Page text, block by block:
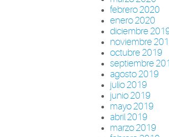
febrero 2020
enero 2020
diciembre
noviembre
octubre 2019
septiembre
agosto 2019
julio 2019
junio 2019
mayo 2019
abril 2019
marzo 2019